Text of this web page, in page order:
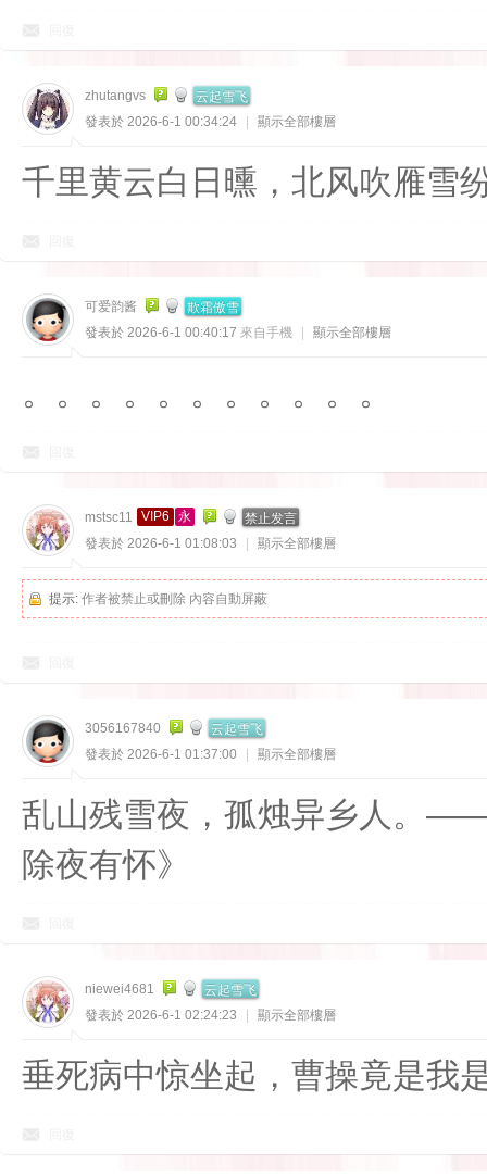
zhutangvs 云起雪飞
發表於 2026-6-1 00:34:24 顯示全部樓層
千里黄云白日曛，北风吹雁
可爱韵酱 欺霜傲雪
發表於 2026-6-1 00:40:17 來自手機 顯示全部樓層
。。。。。。。。。。。
mstsc11 VIP6 永 禁止发言
發表於 2026-6-1 01:08:03 顯示全部樓層
提示: 作者被禁止或刪除 內容自動屏蔽
3056167840 云起雪飞
發表於 2026-6-1 01:37:00 顯示全部樓層
乱山残雪夜，孤烛异乡人。
除夜有怀》
niewei4681 云起雪飞
發表於 2026-6-1 02:24:23 顯示全部樓層
垂死病中惊坐起，曹操竟是我